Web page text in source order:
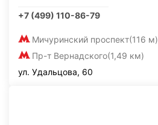
+7 (499) 110-86-79
Мичуринский проспект(116 м)
Пр-т Вернадского(1,49 км)
ул. Удальцова, 60